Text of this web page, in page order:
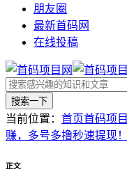
朋友圈
最新首码网
在线投稿
搜索一下
当前位置： 首页首码项目
赚，多号多撸秒速提现！
正文